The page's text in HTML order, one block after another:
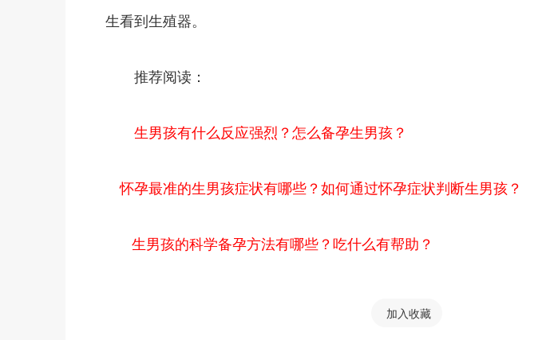
生看到生殖器。
推荐阅读：
生男孩有什么反应强烈？怎么备孕生男孩？
怀孕最准的生男孩症状有哪些？如何通过怀孕症状判断生男孩？
生男孩的科学备孕方法有哪些？吃什么有帮助？
加入收藏